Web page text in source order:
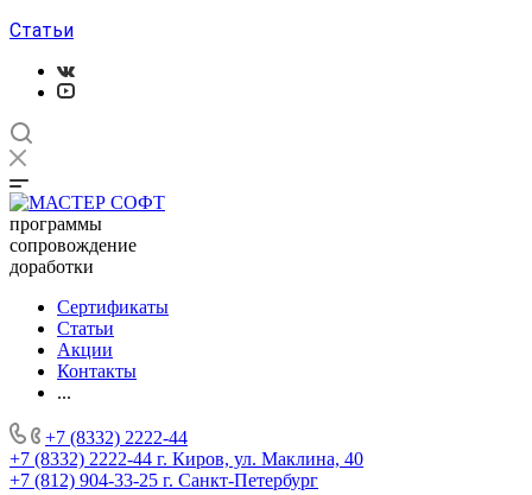
Статьи
программы
сопровождение
доработки
Сертификаты
Статьи
Акции
Контакты
...
+7 (8332) 2222-44
+7 (8332) 2222-44 г. Киров, ул. Маклина, 40
+7 (812) 904-33-25 г. Санкт-Петербург